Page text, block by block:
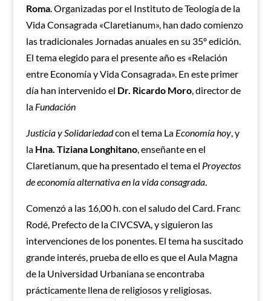
Roma. Organizadas por el Instituto de Teología de la
Vida Consagrada «Claretianum», han dado comienzo
las tradicionales Jornadas anuales en su 35º edición.
El tema elegido para el presente año es «Relación
entre Economía y Vida Consagrada». En este primer
día han intervenido el Dr. Ricardo Moro, director de
la Fundación
Justicia y Solidariedadcon el tema La Economía hoy, y
la Hna. Tiziana Longhitano, enseñante en el
Claretianum,que ha presentado el tema el Proyectos
de economía alternativa en la vida consagrada.
Comenzó a las 16,00 h. con el saludo del Card. Franc
Rodé, Prefecto de la CIVCSVA, y siguieron las
intervenciones de los ponentes. El tema ha suscitado
grande interés, prueba de ello es que el Aula Magna
de la Universidad Urbaniana se encontraba
prácticamente llena de religiosos y religiosas.